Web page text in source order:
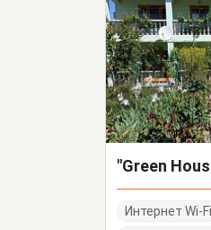
Интернет Wi-Fi